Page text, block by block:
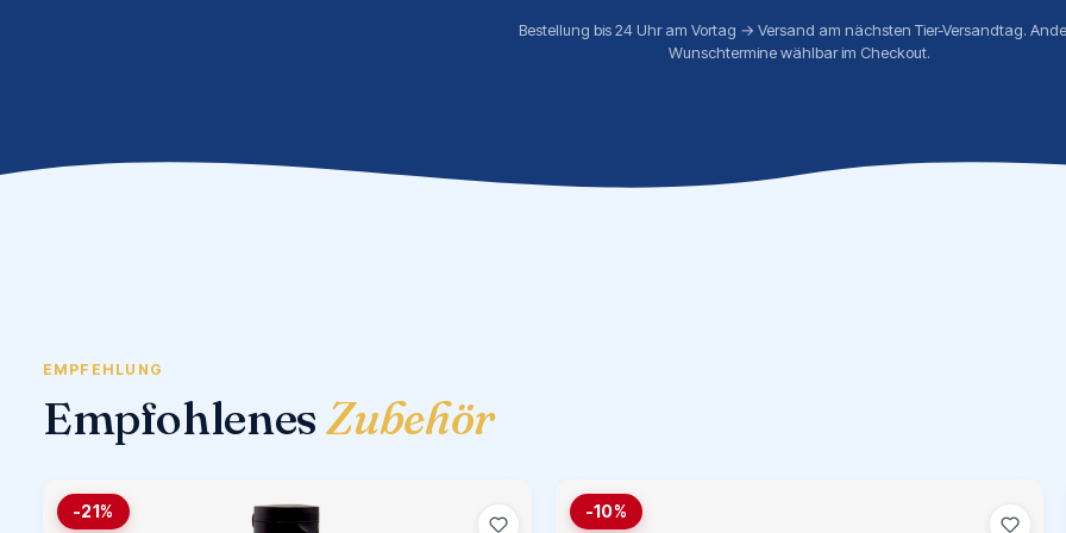
Bestellung bis 24 Uhr am Vortag → Versand am nächsten Tier-Versandtag.
Wunschtermine wählbar im Checkout.
EMPFEHLUNG
EmpfohlenesZubehör
-21% -10%